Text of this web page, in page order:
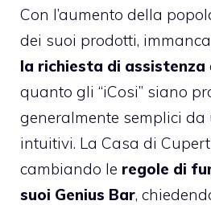
Con l’aumento della
dei suoi prodotti,
la richiesta di assistenza
quanto gli “iCosi” siano
generalmente semplici da
intuitivi. La Casa di
cambiando le regole di
suoi Genius Bar,